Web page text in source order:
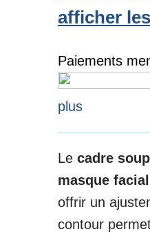
afficher
Paiements
plus
Le cadre
masque
offrir un
contour